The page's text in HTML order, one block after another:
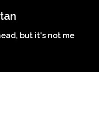
but it's not me